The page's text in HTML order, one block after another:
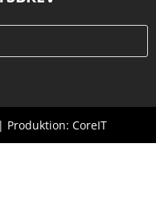
Produktion: CoreIT